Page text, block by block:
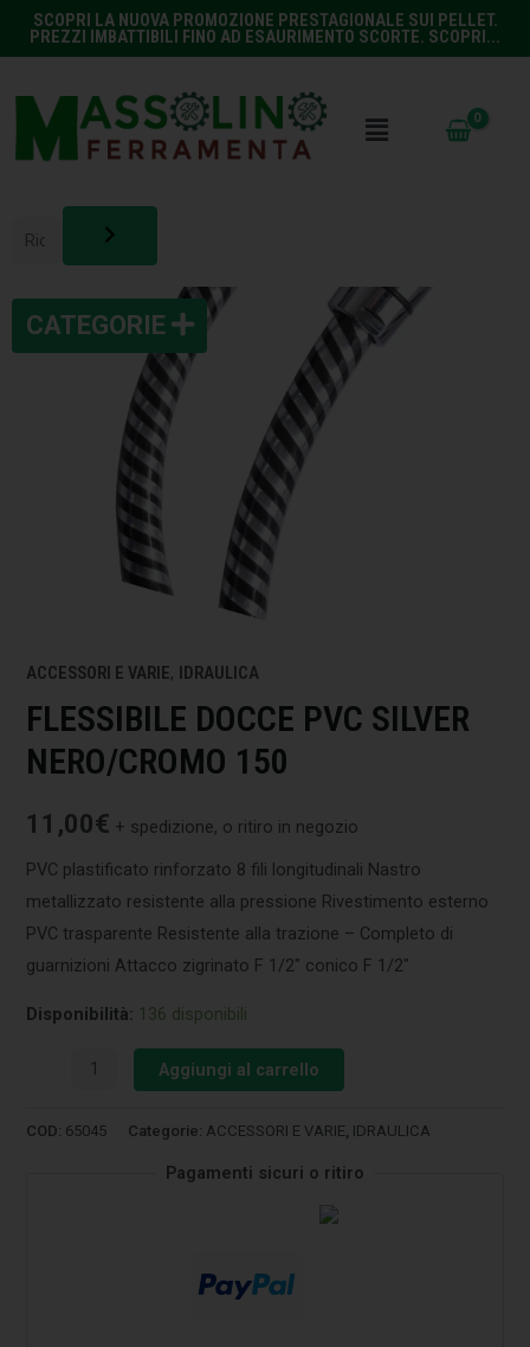
SCOPRI LA NUOVA PROMOZIONE PRESTAGIONALE SUI PELLET.
PREZZI IMBATTIBILI FINO AD ESAURIMENTO SCORTE. SCOPRI...
ACCESSORI E VARIE, IDRAULICA
FLESSIBILE DOCCE PVC SILVER
NERO/CROMO 150
11,00€ + spedizione, o ritiro in negozio
PVC plastificato rinforzato 8 fili longitudinali Nastro
metallizzato resistente alla pressione Rivestimento esterno
PVC trasparente Resistente alla trazione – Completo di
guarnizioni Attacco zigrinato F 1/2″ conico F 1/2″
Disponibilità: 136 disponibili
Aggiungi al carrello
COD: 65045 Categorie: ACCESSORI E VARIE IDRAULICA
Pagamenti sicuri o ritiro